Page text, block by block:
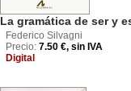
La gramática de ser y
Federico Silvagni
Precio: 7.50 €, sin IVA
Digital